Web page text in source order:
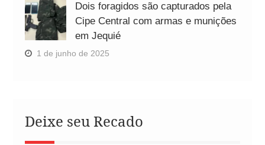
Dois foragidos são capturados pela
Cipe Central com armas e munições
em Jequié
1 de junho de 2025
Deixe seu Recado